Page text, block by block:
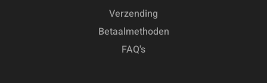
Verzending
Betaalmethoden
FAQ's